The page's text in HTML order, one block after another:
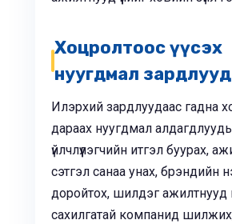
Хоцролтоос үүсэх
нуугдмал зардлууд
Илэрхий зардлуудаас гадна
дараах нуугдмал алдагдлуудыг
үйлчлүүлэгчийн итгэл буурах,
сэтгэл санаа унах, брэндийн
доройтох, шилдэг ажилтнууд
сахилгатай компанид